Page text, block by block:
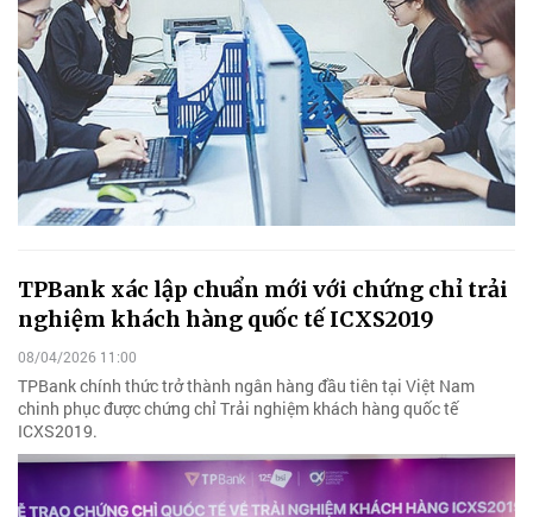
TPBank xác lập chuẩn mới với chứng chỉ trải
nghiệm khách hàng quốc tế ICXS2019
08/04/2026 11:00
TPBank chính thức trở thành ngân hàng đầu tiên tại Việt Nam
chinh phục được chứng chỉ Trải nghiệm khách hàng quốc tế
ICXS2019.